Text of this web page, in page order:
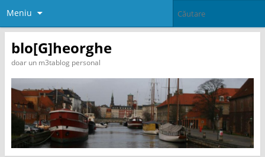
Meniu
blo[G]heorghe
doar un m3tablog personal